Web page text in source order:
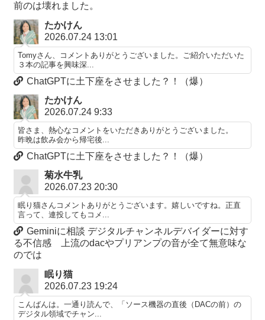
前のは壊れました。
たかけん
2026.07.24 13:01
Tomyさん、コメントありがとうございました。ご紹介いただいた
３本の記事を興味深...
ChatGPTに土下座をさせました？！（爆）
たかけん
2026.07.24 9:33
皆さま、熱心なコメントをいただきありがとうございました。
昨晩は飲み会から帰宅後...
ChatGPTに土下座をさせました？！（爆）
菊水牛乳
2026.07.23 20:30
眠り猫さんコメントありがとうございます。嬉しいですね。正直
言って、連投してもコメ...
Geminiに相談 デジタルチャンネルデバイダーに対す
る不信感 上流のdacやプリアンプの音が全て無意味な
のでは
眠り猫
2026.07.23 19:24
こんばんは。一通り読んで、「ソース機器の直後（DACの前）の
デジタル領域でチャン...